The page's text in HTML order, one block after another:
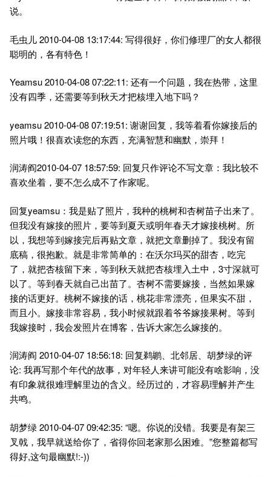
说。
毛虫儿 2010-04-08 13:17:44: 写得很好，你们修理厂的女人都很
聪明的，各有特色！
Yeamsu 2010-04-08 07:22:11: 还有一个问题，我在热带，这里
没有四季，还需要等到秋天才把核埋入地下吗？
yeamsu 2010-04-08 07:19:51: 谢谢回复，我等着看你嫁接后的
照片哦！很喜欢读您的东西，充满智慧和幽默，崇拜！
润涛阎2010-04-07 18:57:59: 回复只作评论不写文章：我比较不
喜欢坐着，要不怎么成不了作家呢。
回复yeamsu：我是贴了照片，我种的桃树和杏树苗子出来了。
但我没有嫁接的照片，要等到夏天或明年春天才嫁接桃树。所
以，我想等到嫁接完后再贴文章，就把文章删掉了。我没有留
底稿，很抱歉。就是非常简单的：在沃尔玛买的甜杏，吃完
了，就把杏核留下来，等到秋天就把杏核埋入土中，3寸深就可
以了。等到春天就自己出苗了。杏树不需要嫁接，当然如果嫁
接的话更好。桃树不嫁接的话，桃花非常漂亮，但果实不甜，
而且小。嫁接非常容易，我小时候就跟着爷爷嫁接果树。等到
我嫁接时，我会发照片在博客，告诉大家怎么嫁接的。
润涛阎 2010-04-07 18:56:18: 回复鹈鹕、北邻居、胡梦绿的评
论: 我再写那个年代的故事，对年轻人来讲可能没有啥影响，没
有印象就很难理解里边的含义。经历过的，才容易理解并产生
共鸣。
胡梦绿 2010-04-07 09:42:35: “嗯。你说的没错。我要是有架三
叉戟，我早就送给你了，省得你回老家那么困难。”您整篇都写
得好,这句最幽默!:-))